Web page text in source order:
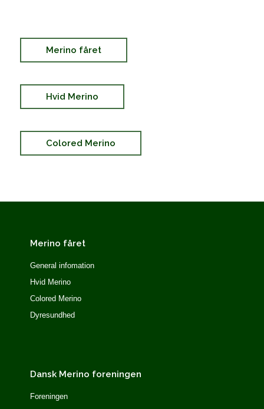
Merino fåret
Hvid Merino
Colored Merino
Merino fåret
General infomation
Hvid Merino
Colored Merino
Dyresundhed
Dansk Merino foreningen
Foreningen